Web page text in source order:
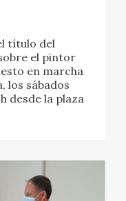
título del
el pintor
en marcha
los sábados
desde la plaza